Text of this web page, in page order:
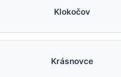
Klokočov
Krásnovce